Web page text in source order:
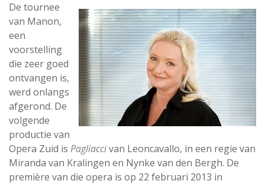
De tournee
van Manon,
een
voorstelling
die zeer goed
ontvangen is,
werd onlangs
afgerond. De
volgende
productie van
Opera Zuid is Pagliaccivan Leoncavallo, in een regie van
Miranda van Kralingen en Nynke van den Bergh. De
première van die opera is op 22 februari 2013 in